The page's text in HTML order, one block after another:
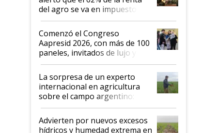
del agro se va en impuestos:
"No es bueno que en
Argentina se sigan discutiendo
las mismas cosas de hace 50
años"
Comenzó el Congreso
Aapresid 2026, con más de 100
paneles, invitados de lujo y
todas las tendencias
La sorpresa de un experto
internacional en agricultura
sobre el campo argentino:
"Estoy muy impresionado"
Advierten por nuevos excesos
hídricos y humedad extrema en